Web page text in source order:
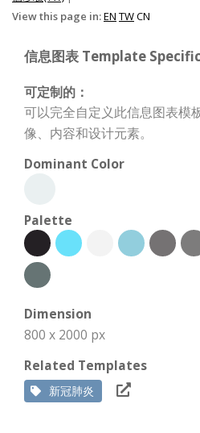
View this page in:EN TWCN
信息图表 Template
可定制的：
可以完全自定义此信息图表模
像、内容和设计元素。
Dominant Color
Palette
Dimension
800 x 2000 px
Related Templates
新冠肺炎